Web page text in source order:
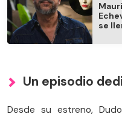
se
Un episodio
Desde su estreno,